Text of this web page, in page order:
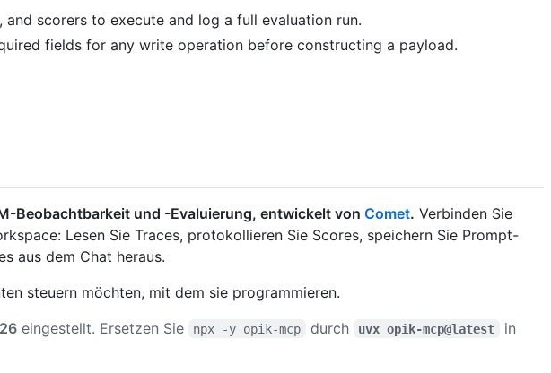
scorers to execute and log a full evaluation run.
fields for any write operation before constructing a payload.
Beobachtbarkeit und -Evaluierung, entwickelt von Comet. Verbinden Sie
Lesen Sie Traces, protokollieren Sie Scores, speichern Sie Prompt-
aus dem Chat heraus.
steuern möchten, mit dem sie programmieren.
eingestellt. Ersetzen Sie npx -y opik-mcp durch uvx opik-mcp@latest
in